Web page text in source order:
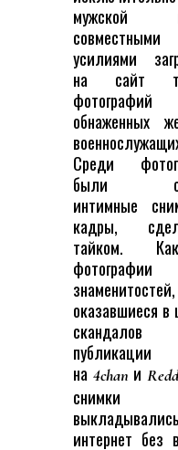
мужской
совместными
усилиями
на сайт
фотографий
обнаженных
Среди
были
интимные
кадры,
тайком.
фотографии
знаменитостей,
оказавшиеся в
скандалов
публикации
на 4chan и
снимки
интернет без